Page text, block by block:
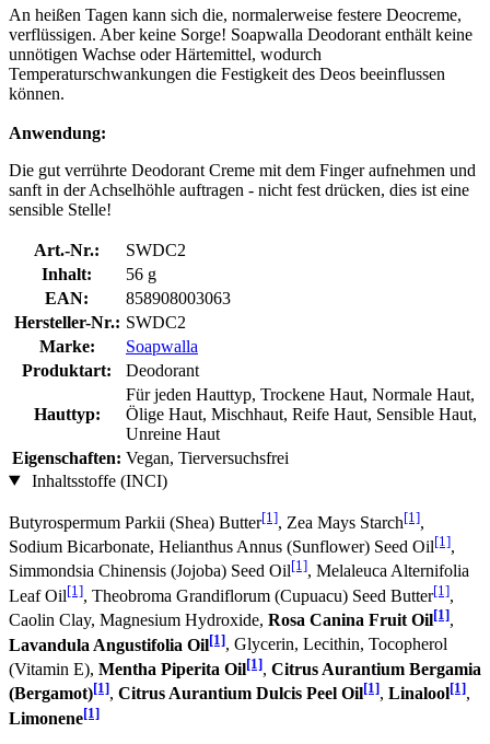
An heißen Tagen kann sich die, normalerweise festere Deocreme,
verflüssigen. Aber keine Sorge! Soapwalla Deodorant enthält keine
unnötigen Wachse oder Härtemittel, wodurch
Temperaturschwankungen die Festigkeit des Deos beeinflussen
können.
Anwendung:
Die gut verrührte Deodorant Creme mit dem Finger aufnehmen und
sanft in der Achselhöhle auftragen - nicht fest drücken, dies ist eine
sensible Stelle!
Art.-Nr.:
SWDC2
Inhalt:
56 g
EAN:
858908003063
Hersteller-Nr.: SWDC2
Marke:
Soapwalla
Produktart:
Deodorant
Hauttyp:
Für jeden Hauttyp, Trockene Haut, Normale Haut,
Ölige Haut, Mischhaut, Reife Haut, Sensible Haut,
Unreine Haut
Eigenschaften: Vegan, Tierversuchsfrei
Inhaltsstoffe (INCI)
Butyrospermum Parkii (Shea) Butter[1], Zea Mays Starch[1],
Sodium Bicarbonate, Helianthus Annus (Sunflower) Seed Oil[1],
Simmondsia Chinensis (Jojoba) Seed Oil[1], Melaleuca Alternifolia
Leaf Oil[1], Theobroma Grandiflorum (Cupuacu) Seed Butter[1],
Caolin Clay, Magnesium Hydroxide, Rosa Canina Fruit Oil[1],
Lavandula Angustifolia Oil[1], Glycerin, Lecithin, Tocopherol
(Vitamin E), Mentha Piperita Oil[1], Citrus Aurantium Bergamia
(Bergamot)[1], Citrus Aurantium Dulcis Peel Oil[1], Linalool[1],
Limonene[1]